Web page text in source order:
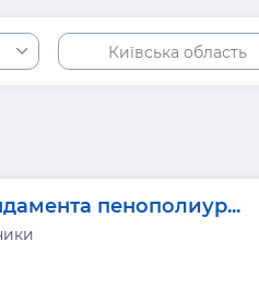
Київська область
пенополиур...